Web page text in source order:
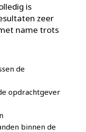
is
zeer
name trots
de
opdrachtgever
binnen de